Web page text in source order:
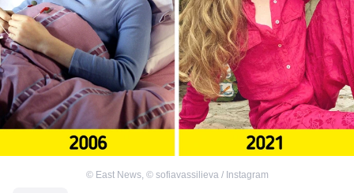
© East News, © sofiavassilieva / Instagram